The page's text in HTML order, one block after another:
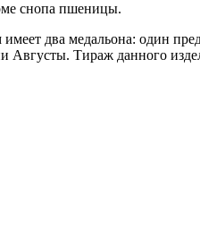
снопа пшеницы.
два медальона: один
Августы. Тираж данного